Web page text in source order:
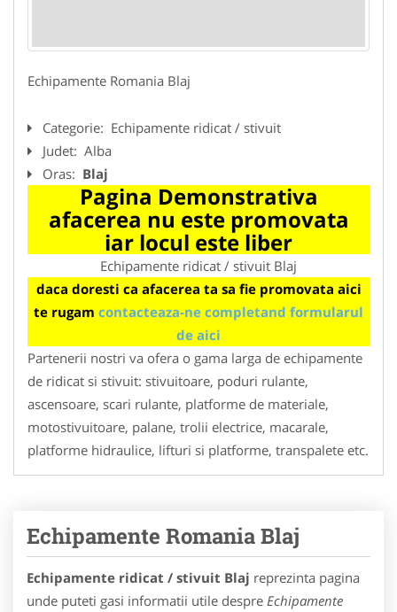
Echipamente Romania Blaj
Categorie: Echipamente ridicat / stivuit
Judet: Alba
Oras: Blaj
Pagina Demonstrativa
afacerea nu este promovata
iar locul este liber
Echipamente ridicat / stivuit Blaj
daca doresti ca afacerea ta sa fie promovata aici
te rugam contacteaza-ne completand formularul
de aici
Partenerii nostri va ofera o gama larga de echipamente
de ridicat si stivuit: stivuitoare, poduri rulante,
ascensoare, scari rulante, platforme de materiale,
motostivuitoare, palane, trolii electrice, macarale,
platforme hidraulice, lifturi si platforme, transpalete etc.
Echipamente Romania Blaj
Echipamente ridicat / stivuit Blaj reprezinta pagina
unde puteti gasi informatii utile despre Echipamente